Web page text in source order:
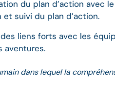
du plan d’action avec
suivi du plan d’action.
liens forts avec les
aventures.
dans lequel la